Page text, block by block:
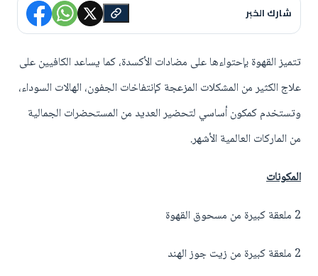
شارك الخبر
تتميز القهوة بإحتواءها على مضادات الأكسدة، كما يساعد الكافيين على
علاج الكثير من المشكلات المزعجة كإنتفاخات الجفون، الهالات السوداء،
وتستخدم كمكون أساسي لتحضير العديد من المستحضرات الجمالية
من الماركات العالمية الأشهر.
المكونات
2 ملعقة كبيرة من مسحوق القهوة
2 ملعقة كبيرة من زيت جوز الهند